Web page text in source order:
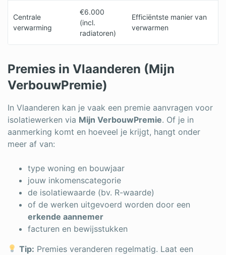
Centrale
verwarming
€6.000
(incl.
radiatoren)
Efficiëntste manier van
verwarmen
Premies in Vlaanderen (Mijn
VerbouwPremie)
In Vlaanderen kan je vaak een premie aanvragen voor
isolatiewerken via Mijn VerbouwPremie. Of je in
aanmerking komt en hoeveel je krijgt, hangt onder
meer af van:
type woning en bouwjaar
jouw inkomenscategorie
de isolatiewaarde (bv. R-waarde)
of de werken uitgevoerd worden door een
erkende aannemer
facturen en bewijsstukken
Tip: Premies veranderen regelmatig. Laat een